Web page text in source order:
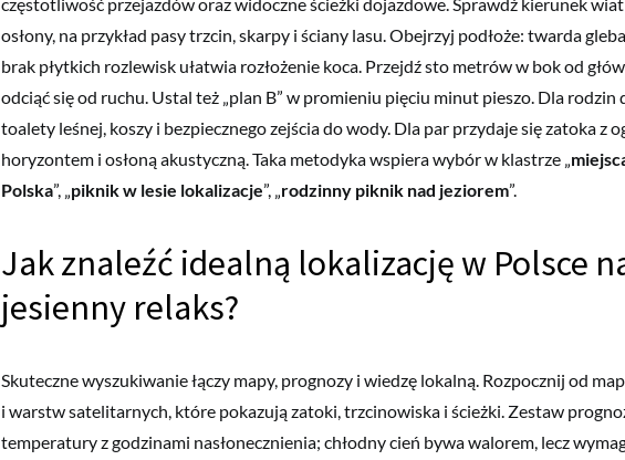
osłony, na przykład pasy trzcin, skarpy i ściany lasu. Obejrzyj podłoże: twarda
brak płytkich rozlewisk ułatwia rozłożenie koca. Przejdź sto metrów w bok od
odciąć się od ruchu. Ustal też „plan B” w promieniu pięciu minut pieszo. Dla rodzin
toalety leśnej, koszy i bezpiecznego zejścia do wody. Dla par przydaje się zatoka z
horyzontem i osłoną akustyczną. Taka metodyka wspiera wybór w klastrze „
Polska”, „piknik w lesie lokalizacje”, „rodzinny piknik nad jeziorem”.
Jak znaleźć idealną lokalizację w Polsce
jesienny relaks?
Skuteczne wyszukiwanie łączy mapy, prognozy i wiedzę lokalną. Rozpocznij od
i warstw satelitarnych, które pokazują zatoki, trzcinowiska i ścieżki. Zestaw
temperatury z godzinami nasłonecznienia; chłodny cień bywa walorem, lecz